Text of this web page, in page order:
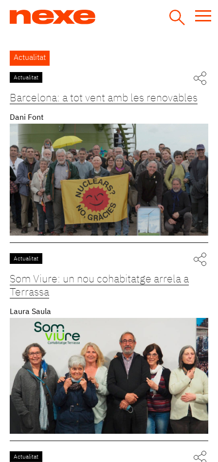
Back
to
top
Actualitat
Actualitat
Barcelona: a tot vent amb les renovables
Dani Font
Actualitat
Som Viure: un nou cohabitatge arrela a
Terrassa
Laura Saula
Actualitat
Pàgines